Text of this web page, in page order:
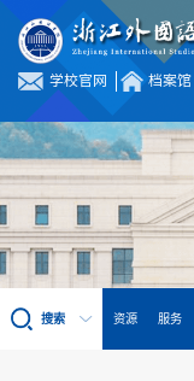
学校官网 档案馆
搜索 资源 服务